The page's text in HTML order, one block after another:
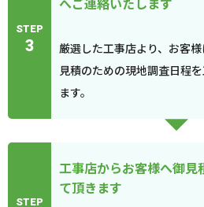
STEP
3
厳選した工事店より、お客
見積のための現地調査日程
ます。
STEP
工事店からお客様へ御見
て頂きます